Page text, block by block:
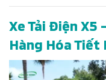
Xe Tải Điện X5
Hàng Hóa Tiết